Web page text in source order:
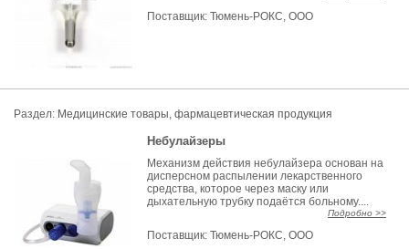
Поставщик:Тюмень-РОКС, ООО
Раздел: Медицинские товары, фармацевтическая продукция
Небулайзеры
Механизм действия небулайзера основан на
дисперсном распылении лекарственного
средства, которое через маску или
дыхательную трубку подаётся больному....
Подробно >>
Поставщик:Тюмень-РОКС, ООО